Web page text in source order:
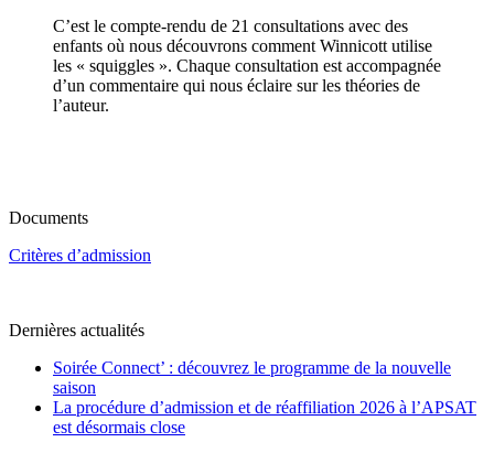
C’est le compte-rendu de 21 consultations avec des
enfants où nous découvrons comment Winnicott utilise
les « squiggles ». Chaque consultation est accompagnée
d’un commentaire qui nous éclaire sur les théories de
l’auteur.
Documents
Critères d’admission
Dernières actualités
Soirée Connect’ : découvrez le programme de la nouvelle
saison
La procédure d’admission et de réaffiliation 2026 à l’APSAT
est désormais close